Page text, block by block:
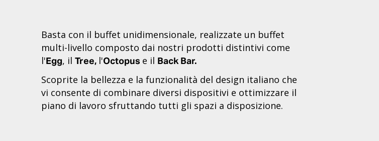
Basta con il buffet unidimensionale, realizzate un buffet
multi-livello composto dai nostri prodotti distintivi come
l' Egg, il Tree, l'Octopus e il Back Bar.
Scoprite la bellezza e la funzionalità del design italiano che
vi consente di combinare diversi dispositivi e ottimizzare il
piano di lavoro sfruttando tutti gli spazi a disposizione.